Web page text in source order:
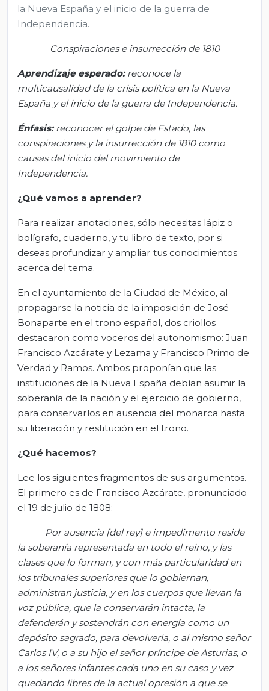
la Nueva España y el inicio de la guerra de
Independencia.
Conspiraciones e insurrección de 1810
Aprendizaje esperado: reconoce la
multicausalidad de la crisis política en la Nueva
España y el inicio de la guerra de Independencia.
Énfasis:reconocer el golpe de Estado, las
conspiraciones y la insurrección de 1810 como
causas del inicio del movimiento de
Independencia.
¿Qué vamos a aprender?
Para realizar anotaciones, sólo necesitas lápiz o
bolígrafo, cuaderno, y tu libro de texto, por si
deseas profundizar y ampliar tus conocimientos
acerca del tema.
En el ayuntamiento de la Ciudad de México, al
propagarse la noticia de la imposición de José
Bonaparte en el trono español, dos criollos
destacaron como voceros del autonomismo: Juan
Francisco Azcárate y Lezama y Francisco Primo de
Verdad y Ramos. Ambos proponían que las
instituciones de la Nueva España debían asumir la
soberanía de la nación y el ejercicio de gobierno,
para conservarlos en ausencia del monarca hasta
su liberación y restitución en el trono.
¿Qué hacemos?
Lee los siguientes fragmentos de sus argumentos.
El primero es de Francisco Azcárate, pronunciado
el 19 de julio de 1808:
Por ausencia [del rey] e impedimento reside
la soberanía representada en todo el reino, y las
clases que lo forman, y con más particularidad en
los tribunales superiores que lo gobiernan,
administran justicia, y en los cuerpos que llevan la
voz pública, que la conservarán intacta, la
defenderán y sostendrán con energía como un
depósito sagrado, para devolverla, o al mismo señor
Carlos IV, o a su hijo el señor príncipe de Asturias, o
a los señores infantes cada uno en su caso y vez
quedando libres de la actual opresión a que se